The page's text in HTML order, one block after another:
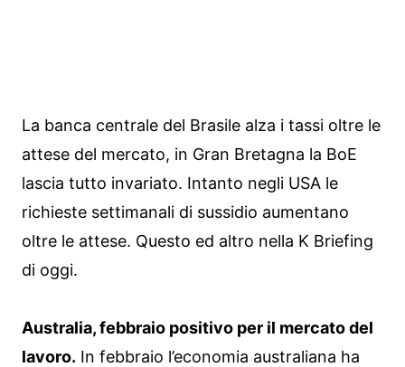
La banca centrale del Brasile alza i tassi oltre le
attese del mercato, in Gran Bretagna la BoE
lascia tutto invariato. Intanto negli USA le
richieste settimanali di sussidio aumentano
oltre le attese. Questo ed altro nella K Briefing
di oggi.
Australia, febbraio positivo per il mercato del
lavoro. In febbraio l’economia australiana ha